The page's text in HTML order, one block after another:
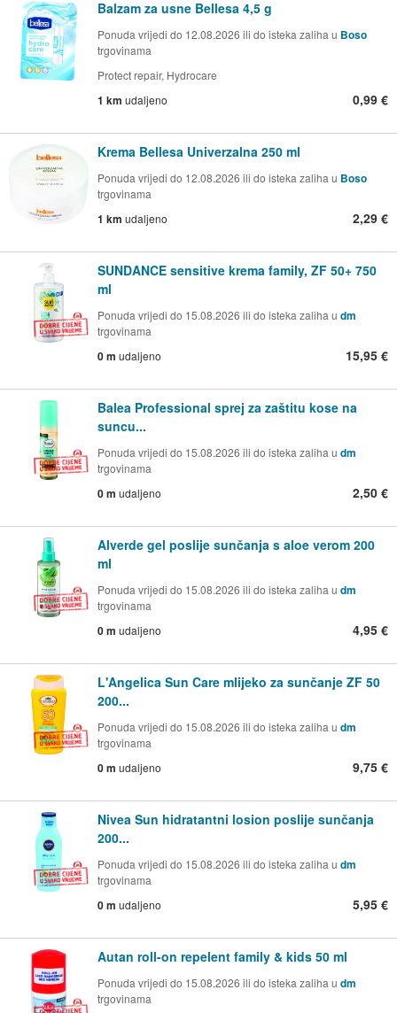
Balzam za usne Bellesa 4,5 g
Ponuda vrijedi do 12.08.2026 ili do isteka zaliha u Boso
trgovinama
Protect repair, Hydrocare
1 km udaljeno 0,99 €
Krema Bellesa Univerzalna 250 ml
Ponuda vrijedi do 12.08.2026 ili do isteka zaliha u Boso
trgovinama
1 km udaljeno 2,29 €
SUNDANCE sensitive krema family, ZF 50+ 750
ml
Ponuda vrijedi do 15.08.2026 ili do isteka zaliha u dm
trgovinama
0 m udaljeno 15,95 €
Balea Professional sprej za zaštitu kose na
suncu...
Ponuda vrijedi do 15.08.2026 ili do isteka zaliha u dm
trgovinama
0 m udaljeno 2,50 €
Alverde gel poslije sunčanja s aloe verom 200
ml
Ponuda vrijedi do 15.08.2026 ili do isteka zaliha u dm
trgovinama
0 m udaljeno 4,95 €
L'Angelica Sun Care mlijeko za sunčanje ZF 50
200...
Ponuda vrijedi do 15.08.2026 ili do isteka zaliha u dm
trgovinama
0 m udaljeno 9,75 €
Nivea Sun hidratantni losion poslije sunčanja
200...
Ponuda vrijedi do 15.08.2026 ili do isteka zaliha u dm
trgovinama
0 m udaljeno 5,95 €
Autan roll-on repelent family & kids 50 ml
Ponuda vrijedi do 15.08.2026 ili do isteka zaliha u dm
trgovinama